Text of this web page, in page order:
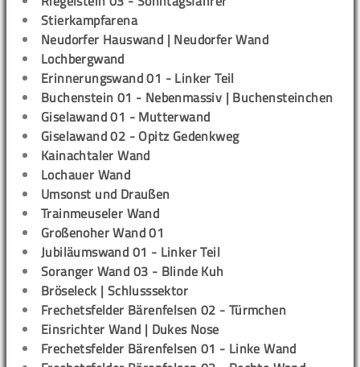
Stierkampfarena
Neudorfer Hauswand | Neudorfer Wand
Lochbergwand
Erinnerungswand 01 - Linker Teil
Buchenstein 01 - Nebenmassiv | Buchensteinchen
Giselawand 01 - Mutterwand
Giselawand 02 - Opitz Gedenkweg
Kainachtaler Wand
Lochauer Wand
Umsonst und Draußen
Trainmeuseler Wand
Großenoher Wand 01
Jubiläumswand 01 - Linker Teil
Soranger Wand 03 - Blinde Kuh
Bröseleck | Schlusssektor
Frechetsfelder Bärenfelsen 02 - Türmchen
Einsrichter Wand | Dukes Nose
Frechetsfelder Bärenfelsen 01 - Linke Wand